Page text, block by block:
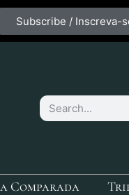
Subscribe / Inscreva-
Comparada